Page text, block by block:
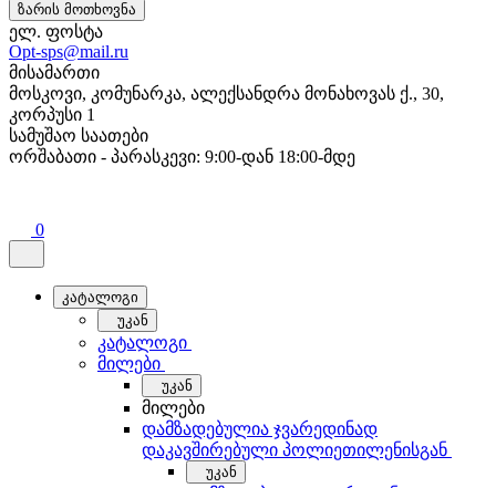
ზარის მოთხოვნა
ელ. ფოსტა
Opt-sps@mail.ru
მისამართი
მოსკოვი, კომუნარკა, ალექსანდრა მონახოვას ქ., 30,
კორპუსი 1
სამუშაო საათები
ორშაბათი - პარასკევი: 9:00-დან 18:00-მდე
0
კატალოგი
უკან
კატალოგი
მილები
უკან
მილები
დამზადებულია ჯვარედინად
დაკავშირებული პოლიეთილენისგან
უკან